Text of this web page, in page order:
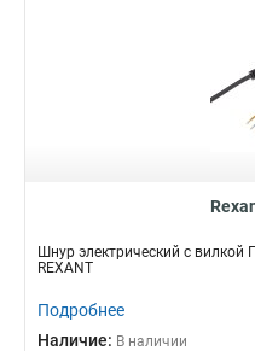
Шнур электрический с
REXANT
Подробнее
Наличие: В наличии